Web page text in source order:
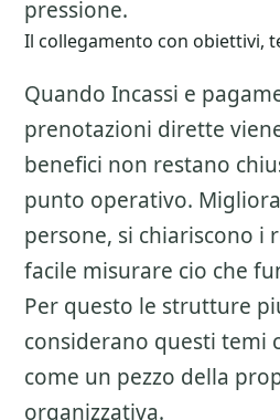
pressione.
Il collegamento con obiettivi,
Quando Incassi e
prenotazioni dirette
benefici non restano
punto operativo.
persone, si chiariscono i
facile misurare cio che
Per questo le strutture
considerano questi temi
come un pezzo della
organizzativa.